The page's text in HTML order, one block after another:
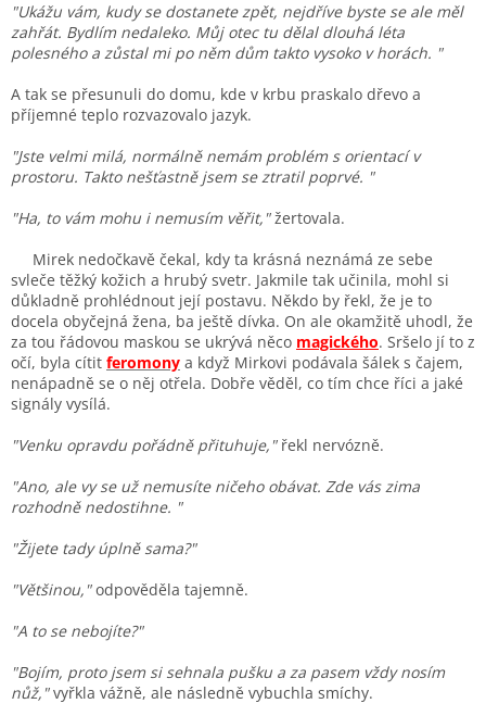
"Ukážu vám, kudy se dostanete zpět, nejdříve byste se ale měl
zahřát. Bydlím nedaleko. Můj otec tu dělal dlouhá léta
polesného a zůstal mi po něm dům takto vysoko v horách. "
A tak se přesunuli do domu, kde v krbu praskalo dřevo a
příjemné teplo rozvazovalo jazyk.
"Jste velmi milá, normálně nemám problém s orientací v
prostoru. Takto nešťastně jsem se ztratil poprvé. "
"Ha, to vám mohu i nemusím věřit,"žertovala.
Mirek nedočkavě čekal, kdy ta krásná neznámá ze sebe
svleče těžký kožich a hrubý svetr. Jakmile tak učinila, mohl si
důkladně prohlédnout její postavu. Někdo by řekl, že je to
docela obyčejná žena, ba ještě dívka. On ale okamžitě uhodl, že
za tou řádovou maskou se ukrývá něco magického. Sršelo jí to z
očí, byla cítit feromony a když Mirkovi podávala šálek s čajem,
nenápadně se o něj otřela. Dobře věděl, co tím chce říci a jaké
signály vysílá.
"Venku opravdu pořádně přituhuje,"řekl nervózně.
"Ano, ale vy se už nemusíte ničeho obávat. Zde vás zima
rozhodně nedostihne. "
"Žijete tady úplně sama?"
"Většinou,"odpověděla tajemně.
"A to se nebojíte?"
"Bojím, proto jsem si sehnala pušku a za pasem vždy nosím
nůž,"vyřkla vážně, ale následně vybuchla smíchy.